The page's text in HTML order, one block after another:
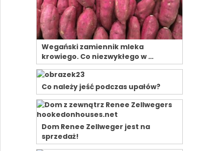
Wegański zamiennik mleka
krowiego. Co niezwykłego w …
Co należy jeść podczas upałów?
Dom Renee Zellweger jest na
sprzedaż!